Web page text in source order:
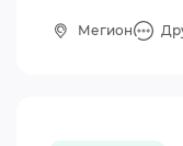
Мегион